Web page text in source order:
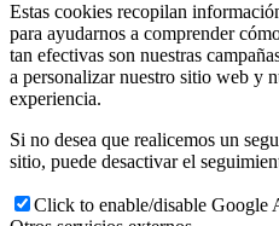
Estas cookies recopilan
para ayudarnos a comprender
tan efectivas son nuestras
a personalizar nuestro sitio web y
experiencia.
Si no desea que realicemos un
sitio, puede desactivar el
Click to enable/disable Google